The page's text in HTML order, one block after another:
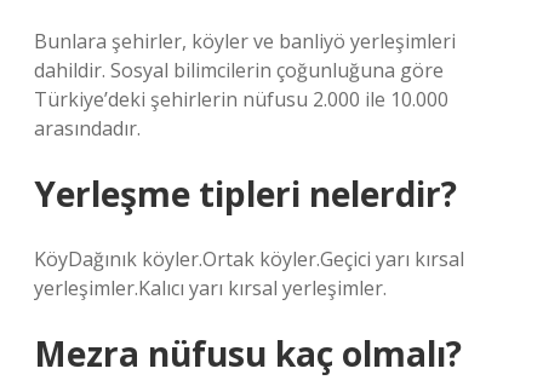
Bunlara şehirler, köyler ve banliyö yerleşimleri
dahildir. Sosyal bilimcilerin çoğunluğuna göre
Türkiye’deki şehirlerin nüfusu 2.000 ile 10.000
arasındadır.
Yerleşme tipleri nelerdir?
KöyDağınık köyler.Ortak köyler.Geçici yarı kırsal
yerleşimler.Kalıcı yarı kırsal yerleşimler.
Mezra nüfusu kaç olmalı?